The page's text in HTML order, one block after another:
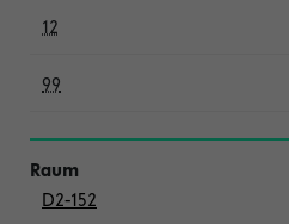
12
99
D2-152